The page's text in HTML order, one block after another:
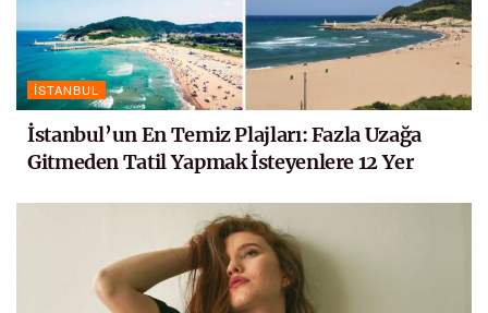
İSTANBUL
İstanbul’un En Temiz Plajları: Fazla Uzağa
Gitmeden Tatil Yapmak İsteyenlere 12 Yer